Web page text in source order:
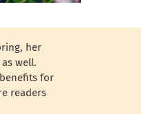
her
well.
for
readers